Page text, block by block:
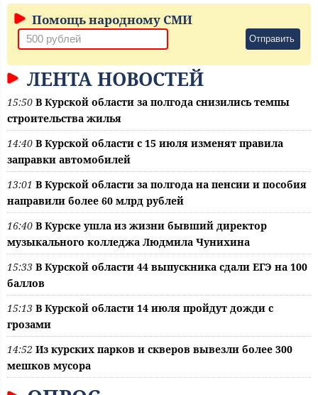
Помощь народному СМИ
Отправить
ЛЕНТА НОВОСТЕЙ
15:50 В Курской области за полгода снизились темпы
строительства жилья
14:40 В Курской области с 15 июля изменят правила
заправки автомобилей
13:01 В Курской области за полгода на пенсии и пособия
направили более 60 млрд рублей
16:40 В Курске ушла из жизни бывший директор
музыкального колледжа Людмила Чунихина
15:33 В Курской области 44 выпускника сдали ЕГЭ на 100
баллов
15:13 В Курской области 14 июля пройдут дожди с
грозами
14:52 Из курских парков и скверов вывезли более 300
мешков мусора